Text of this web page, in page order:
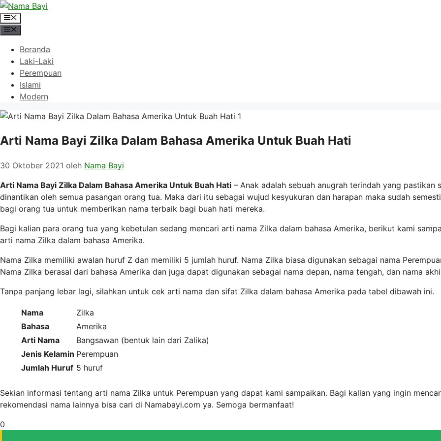
Langsung
ke
isi
Menu
Beranda
Laki-Laki
Perempuan
Islami
Modern
Arti Nama Bayi Zilka Dalam Bahasa Amerika Untuk Buah Hati
30 Oktober 2021 oleh Nama Bayi
Arti Nama Bayi Zilka Dalam Bahasa Amerika Untuk Buah Hati – Anak adalah sebuah anugrah terindah yang pastikan
dinantikan oleh semua pasangan orang tua. Maka dari itu sebagai wujud kesyukuran dan harapan maka sudah
bagi orang tua untuk memberikan nama terbaik bagi buah hati mereka.
Bagi kalian para orang tua yang kebetulan sedang mencari arti nama Zilka dalam bahasa Amerika, berikut kami
arti nama Zilka dalam bahasa Amerika.
Nama Zilka memiliki awalan huruf Z dan memiliki 5 jumlah huruf. Nama Zilka biasa digunakan sebagai nama
Nama Zilka berasal dari bahasa Amerika dan juga dapat digunakan sebagai nama depan, nama tengah, dan nama
Tanpa panjang lebar lagi, silahkan untuk cek arti nama dan sifat Zilka dalam bahasa Amerika pada tabel dibawah ini.
Nama
Zilka
Bahasa
Amerika
Arti Nama
Bangsawan (bentuk lain dari Zalika)
Jenis Kelamin Perempuan
Jumlah Huruf 5 huruf
Sekian informasi tentang arti nama Zilka untuk Perempuan yang dapat kami sampaikan. Bagi kalian yang ingin
rekomendasi nama lainnya bisa cari di Namabayi.com ya. Semoga bermanfaat!
0